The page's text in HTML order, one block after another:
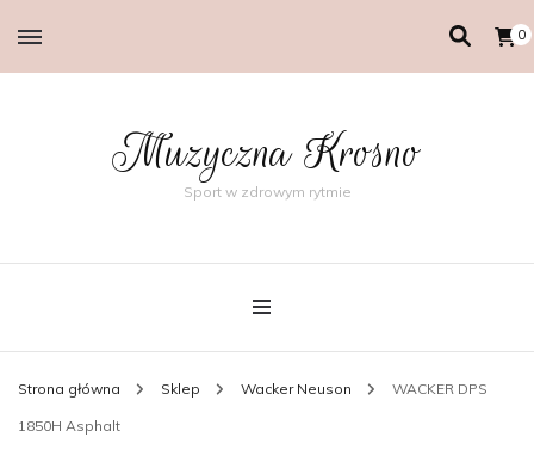
0
Muzyczna Krosno
Sport w zdrowym rytmie
Strona główna Sklep Wacker Neuson WACKER DPS
1850H Asphalt